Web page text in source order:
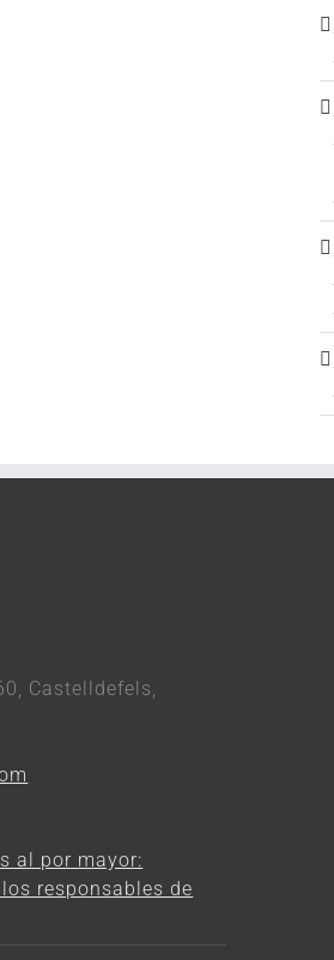
Castelldefels,
al por mayor:
responsables de